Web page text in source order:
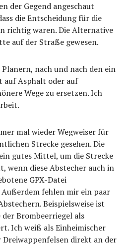
der Gegend angeschaut
die Entscheidung für die
richtig waren. Die Alternative
auf der Straße gewesen.
nach und nach den ein
auf Asphalt oder auf
Wege zu ersetzen. Ich
mal wieder Wegweiser für
Strecke gesehen. Die
gutes Mittel, um die Strecke
wenn diese Abstecher auch in
GPX-Datei
fehlen mir ein paar
Beispielsweise ist
Brombeerriegel als
Ich weiß als Einheimischer
direkt an der